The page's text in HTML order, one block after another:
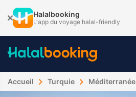
Halalbooking
L'app du voyage halal-friendly
Accueil Turquie Méditerranée